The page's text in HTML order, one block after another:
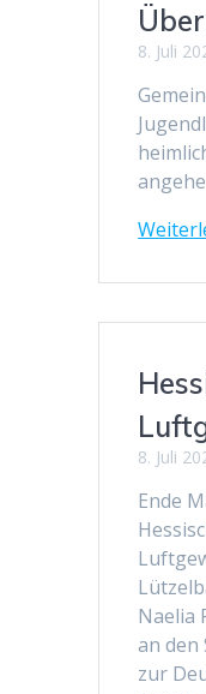
8. Juli
8. Juli
Ende
Naelia
an den
zur